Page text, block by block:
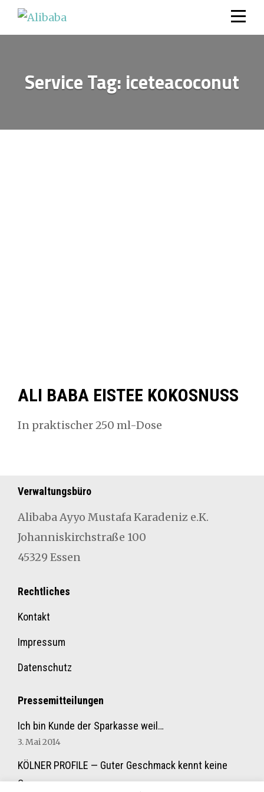
Skip
Service Tag: iceteacoconut
ALI BABA EISTEE KOKOSNUSS
In prak­tis­ch­er 250 ml-Dose
Verwaltungsbüro
Aliba­ba Ayyo Mustafa Karad­eniz e.K.
Johan­niskirch­straße 100
45329 Essen
Rechtliches
Kontakt
Impressum
Datenschutz
Pressemitteilungen
Ich bin Kunde der Sparkasse weil…
3. Mai 2014
KÖLNER PROFILE — Guter Geschmack kennt keine
Grenzen